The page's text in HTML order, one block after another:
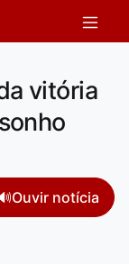
vitória
Ouvir notícia